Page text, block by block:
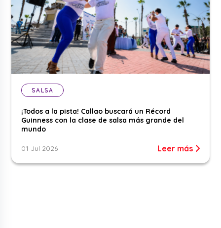
SALSA
¡Todos a la pista! Callao buscará un Récord
Guinness con la clase de salsa más grande del
mundo
01 Jul 2026 Leer más